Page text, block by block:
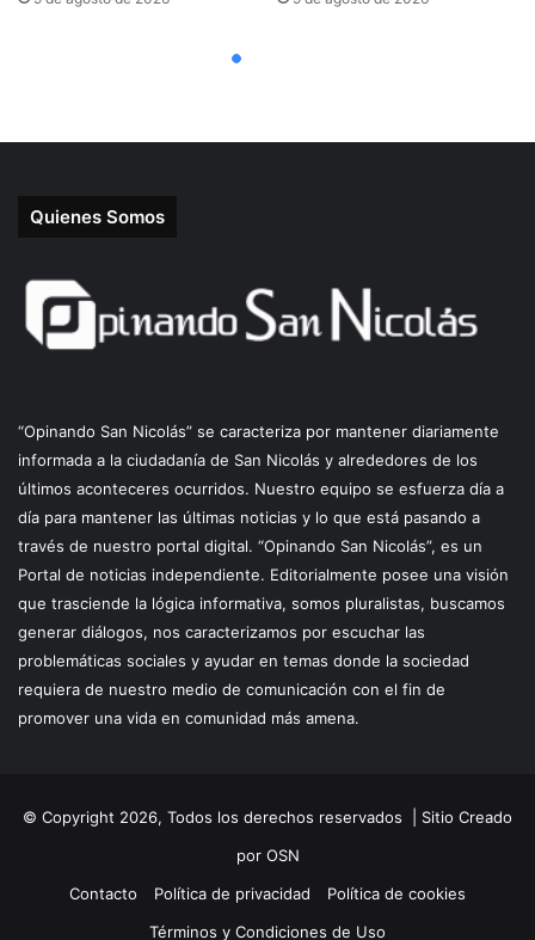
Quienes Somos
“Opinando San Nicolás” se caracteriza por mantener diariamente
informada a la ciudadanía de San Nicolás y alrededores de los
últimos aconteceres ocurridos. Nuestro equipo se esfuerza día a
día para mantener las últimas noticias y lo que está pasando a
través de nuestro portal digital. “Opinando San Nicolás”, es un
Portal de noticias independiente. Editorialmente posee una visión
que trasciende la lógica informativa, somos pluralistas, buscamos
generar diálogos, nos caracterizamos por escuchar las
problemáticas sociales y ayudar en temas donde la sociedad
requiera de nuestro medio de comunicación con el fin de
promover una vida en comunidad más amena.
© Copyright 2026, Todos los derechos reservados | Sitio Creado
por OSN
Contacto
Política de privacidad
Política de cookies
Términos y Condiciones de Uso